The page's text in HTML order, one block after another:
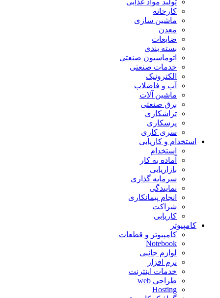
تولید مواد غذایی
کارخانه
ماشین سازی
معدن
ضایعات
بسته بندی
اتوماسیون صنعتی
خدمات صنعتی
الکترونیک
آب و فاضلاب
ماشین آلات
برق صنعتی
تراشکاری
پرسکاری
سری کاری
استخدام و کاریابی
استخدام
آماده به کار
بازاریابی
سرمایه گذاری
نمایندگی
انجام پیمانکاری
شراکت
کاریابی
کامپیوتر
کامپیوتر و قطعات
Notebook
لوازم جانبی
نرم افزار
خدمات اینترنت
طراحی web
Hosting